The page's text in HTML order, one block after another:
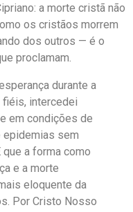
a morte cristã não
os cristãos morrem
dos outros — é o
proclamam.
durante a
intercedei
em condições de
epidemias sem
a forma como
e a morte
eloquente da
Por Cristo Nosso